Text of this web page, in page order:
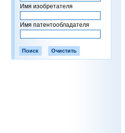
Имя изобретателя
Имя патентообладателя